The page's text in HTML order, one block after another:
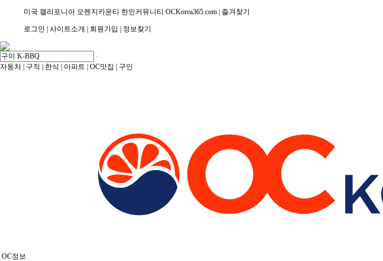
미국 캘리포니아 오렌지카운티 한인커뮤니티 OCKorea365.com | 즐겨찾기
로그인 | 사이트소개 | 회원가입 | 정보찾기
자동차 구직 한식 아파트 OC맛집 구인
OC정보